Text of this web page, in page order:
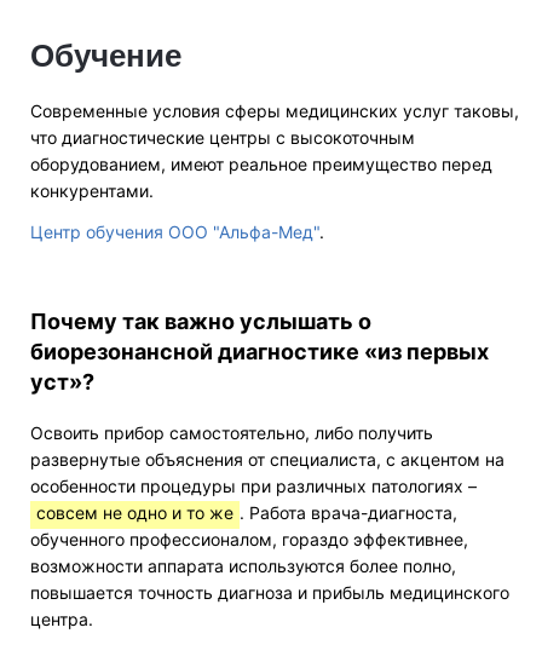
Обучение
Современные условия сферы медицинских услуг таковы,
что диагностические центры c высокоточным
оборудованием, имеют реальное преимущество перед
конкурентами.
Центр обучения ООО "Альфа-Мед".
Почему так важно услышать о
биорезонансной диагностике «из первых
уст»?
Освоить прибор самостоятельно, либо получить
развернутые объяснения от специалиста, с акцентом на
особенности процедуры при различных патологиях –
совсем не одно и то же . Работа врача-диагноста,
обученного профессионалом, гораздо эффективнее,
возможности аппарата используются более полно,
повышается точность диагноза и прибыль медицинского
центра.